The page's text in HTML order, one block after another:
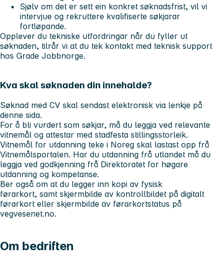
Sjølv om det er sett ein konkret søknadsfrist, vil vi
intervjue og rekruttere kvalifiserte søkjarar
fortløpande.
Opplever du tekniske utfordringar når du fyller ut
søknaden, tilrår vi at du tek kontakt med teknisk support
hos Grade Jobbnorge.
Kva skal søknaden din innehalde?
Søknad med CV skal sendast elektronisk via lenkje på
denne sida.
For å bli vurdert som søkjar, må du leggja ved relevante
vitnemål og attestar med stadfesta stillingsstorleik.
Vitnemål for utdanning teke i Noreg skal lastast opp frå
Vitnemålsportalen. Har du utdanning frå utlandet må du
leggja ved godkjenning frå Direktoratet for høgare
utdanning og kompetanse.
Ber også om at du legger inn kopi av fysisk
førarkort, samt skjermbilde av kontrollbildet på digitalt
førarkort eller skjermbilde av førarkortstatus på
vegvesenet.no.
Om bedriften